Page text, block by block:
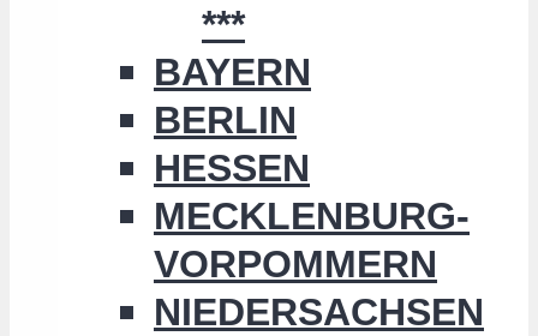
***
BAYERN
BERLIN
HESSEN
MECKLENBURG-
VORPOMMERN
NIEDERSACHSEN